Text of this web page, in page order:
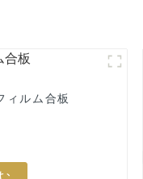
ルム合板